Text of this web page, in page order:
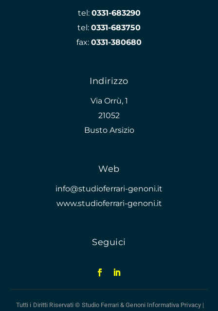
tel: 0331-683290
tel: 0331-683750
fax: 0331-380680
Indirizzo
Via Orrù, 1
21052
Busto Arsizio
Web
info@studioferrari-genoni.it
www.studioferrari-genoni.it
Seguici
Tutti i Diritti Riservati © Studio Ferrari & Genoni Informativa Privacy|